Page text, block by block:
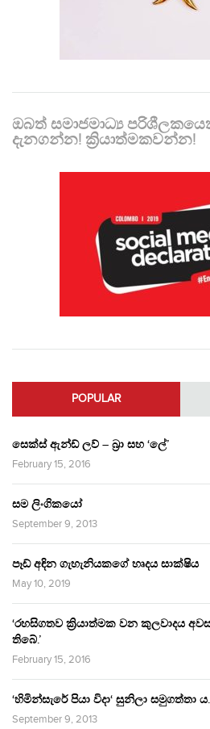
ඔබත් සමාජමාධ්‍ය
දැනගන්න! ක්‍රියාත්මකවන්න!
POPULAR
සෙක්ස් ඇන්ඩ් ලව් – බ්‍රා සහ ‘ලේ’
February 15, 2016
සම ලිංගිකයෝ
September 9, 2013
පෑඩ් අඳින ගැහැනියකගේ හෘදය සාක්ෂිය
May 10, 2019
‘රහසිගතව ක්‍රියාත්මක වන කුලවාදය
තිබේ.’
February 15, 2016
‘හිමින්සැරේ පියා විදා‘ සුනිලා සමුගත්තා ය.
September 9, 2013